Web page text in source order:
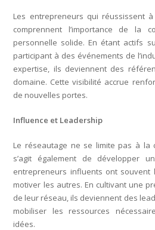
Les entrepreneurs qui réussissent
comprennent l’importance de la
personnelle solide. En étant actifs
participant à des événements de
expertise, ils deviennent des
domaine. Cette visibilité accrue
de nouvelles portes.
Influence et Leadership
Le réseautage ne se limite pas à la
s’agit également de développer
entrepreneurs influents ont souvent
motiver les autres. En cultivant une
de leur réseau, ils deviennent des
mobiliser les ressources
idées.